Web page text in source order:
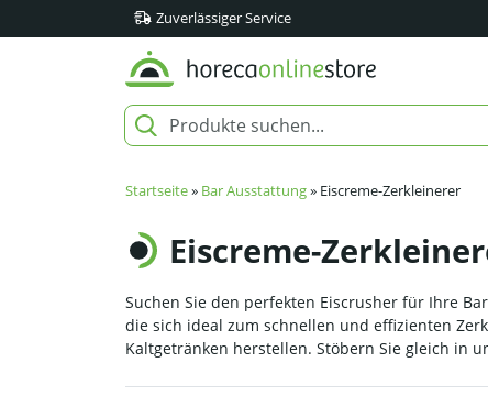
Zuverlässiger Service
Startseite» Bar Ausstattung» Eiscreme-Zerkleinerer
Eiscreme-
Suchen Sie den perfekten Eiscrusher für Ihre
die sich ideal zum schnellen und effizienten
Kaltgetränken herstellen. Stöbern Sie gleich in